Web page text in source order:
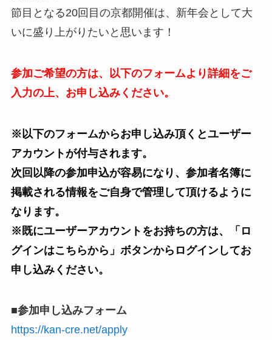
節目となる20回目の京都開催は、新年会として大
いに盛り上がりたいと思います！
参加ご希望の方は、以下のフォームより詳細をご
入力の上、お申し込みください。
※以下のフォームからお申し込み頂くとユーザー
アカウントが付与されます。
次回以降の参加申込が容易になり、参加者名簿に
掲載される情報をご自身で管理して頂けるように
なります。
※既にユーザーアカウントをお持ちの方は、「ロ
グインはこちらから」ボタンからログインしてお
申し込みください。
■参加申し込みフォーム
https://kan-cre.net/apply